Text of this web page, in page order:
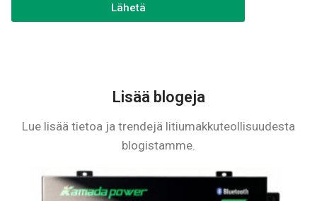
Lähetä
Lisää blogeja
Lue lisää tietoa ja trendejä litiumakkuteollisuudesta
blogistamme.